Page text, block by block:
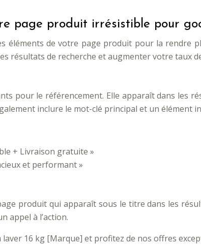
page produit irrésistible pour
éléments de votre page produit pour la rendre
résultats de recherche et augmenter votre taux
pour le référencement. Elle apparaît dans les
inclure le mot-clé principal et un élément
+ Livraison gratuite »
et performant »
produit qui apparaît sous le titre dans les
appel à l’action.
laver 16 kg [Marque] et profitez de nos offres